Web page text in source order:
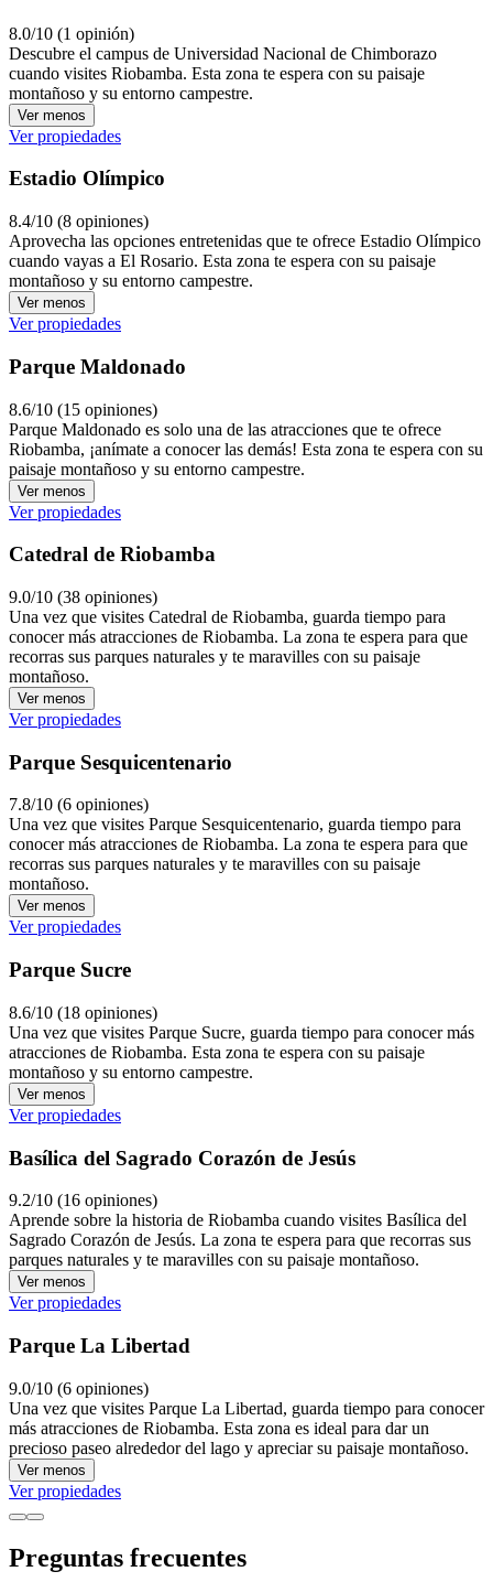
8.0/10 (1 opinión)
Descubre el campus de Universidad Nacional de Chimborazo
cuando visites Riobamba. Esta zona te espera con su paisaje
montañoso y su entorno campestre.
Ver menos
Ver propiedades
Estadio Olímpico
8.4/10 (8 opiniones)
Aprovecha las opciones entretenidas que te ofrece Estadio Olímpico
cuando vayas a El Rosario. Esta zona te espera con su paisaje
montañoso y su entorno campestre.
Ver menos
Ver propiedades
Parque Maldonado
8.6/10 (15 opiniones)
Parque Maldonado es solo una de las atracciones que te ofrece
Riobamba, ¡anímate a conocer las demás! Esta zona te espera con su
paisaje montañoso y su entorno campestre.
Ver menos
Ver propiedades
Catedral de Riobamba
9.0/10 (38 opiniones)
Una vez que visites Catedral de Riobamba, guarda tiempo para
conocer más atracciones de Riobamba. La zona te espera para que
recorras sus parques naturales y te maravilles con su paisaje
montañoso.
Ver menos
Ver propiedades
Parque Sesquicentenario
7.8/10 (6 opiniones)
Una vez que visites Parque Sesquicentenario, guarda tiempo para
conocer más atracciones de Riobamba. La zona te espera para que
recorras sus parques naturales y te maravilles con su paisaje
montañoso.
Ver menos
Ver propiedades
Parque Sucre
8.6/10 (18 opiniones)
Una vez que visites Parque Sucre, guarda tiempo para conocer más
atracciones de Riobamba. Esta zona te espera con su paisaje
montañoso y su entorno campestre.
Ver menos
Ver propiedades
Basílica del Sagrado Corazón de Jesús
9.2/10 (16 opiniones)
Aprende sobre la historia de Riobamba cuando visites Basílica del
Sagrado Corazón de Jesús. La zona te espera para que recorras sus
parques naturales y te maravilles con su paisaje montañoso.
Ver menos
Ver propiedades
Parque La Libertad
9.0/10 (6 opiniones)
Una vez que visites Parque La Libertad, guarda tiempo para conocer
más atracciones de Riobamba. Esta zona es ideal para dar un
precioso paseo alrededor del lago y apreciar su paisaje montañoso.
Ver menos
Ver propiedades
Preguntas frecuentes